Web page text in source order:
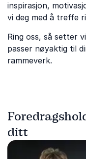
inspirasjon,
vi deg med å treffe
Ring oss, så setter
passer nøyaktig til
rammeverk.
ditt